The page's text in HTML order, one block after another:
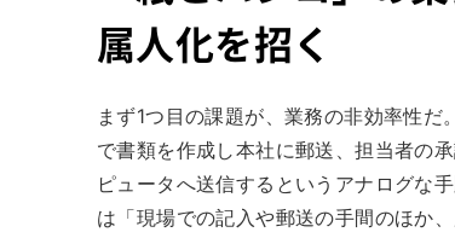
属人化を招く
まず1つ目の課題が、業務の非効率性
で書類を作成し本社に郵送、担当者の
ピュータへ送信するというアナログな
は「現場での記入や郵送の手間のほか